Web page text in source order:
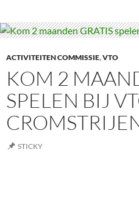
ACTIVITEITEN COMMISSIE,VTO
KOM 2
SPELEN BIJ
STICKY